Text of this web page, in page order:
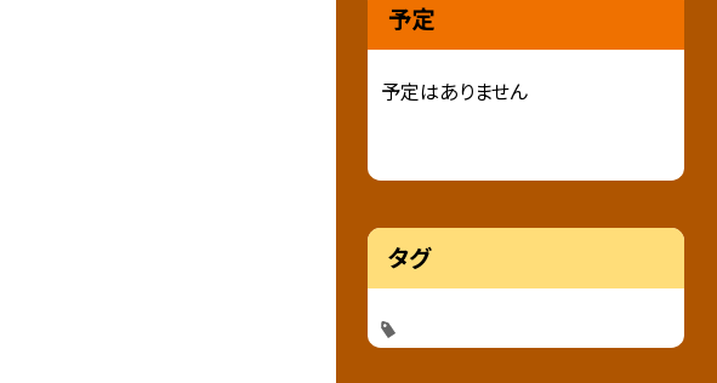
予定
予定はありません
タグ